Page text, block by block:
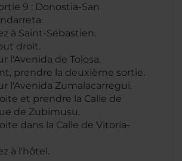
9 : Donostia-San
à Saint-Sébastien.
droit.
l'Avenida de Tolosa.
prendre la deuxième sortie.
l'Avenida Zumalacarregui.
et prendre la Calle de
de Zubimusu.
dans la Calle de Vitoria-
à l'hôtel.